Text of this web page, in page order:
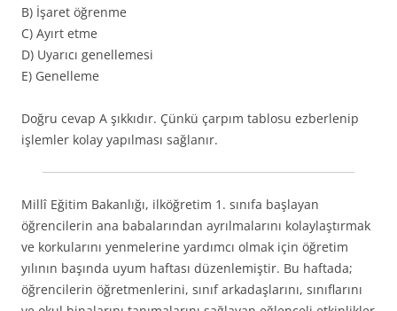
B) İşaret öğrenme
C) Ayırt etme
D) Uyarıcı genellemesi
E) Genelleme
Doğru cevap A şıkkıdır. Çünkü çarpım tablosu ezberlenip
işlemler kolay yapılması sağlanır.
Millî Eğitim Bakanlığı, ilköğretim 1. sınıfa başlayan
öğrencilerin ana babalarından ayrılmalarını kolaylaştırmak
ve korkularını yenmelerine yardımcı olmak için öğretim
yılının başında uyum haftası düzenlemiştir. Bu haftada;
öğrencilerin öğretmenlerini, sınıf arkadaşlarını, sınıflarını